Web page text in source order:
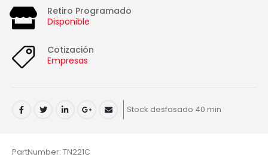
Retiro Programado
Disponible
Cotización
Empresas
Stock desfasado 40 min
PartNumber: TN221C